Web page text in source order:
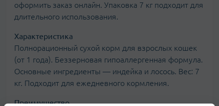
оформить заказ онлайн. Упаковка 7 кг подходит для
длительного использования.
Характеристика
Полнорационный сухой корм для взрослых кошек
(от 1 года). Беззерновая гипоаллергенная формула.
Основные ингредиенты — индейка и лосось. Вес: 7
кг. Подходит для ежедневного кормления.
Преимущество